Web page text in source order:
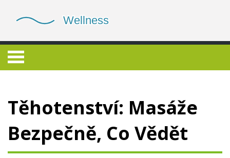
Těhotenství: Masáže
Bezpečně, Co Vědět